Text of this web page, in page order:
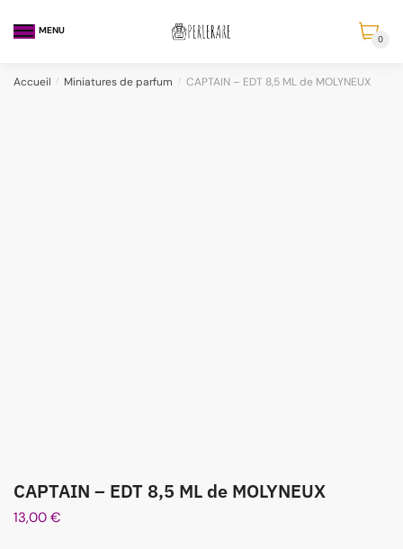
MENU
0
Accueil / Miniatures de parfum / CAPTAIN – EDT 8,5 ML de MOLYNEUX
CAPTAIN – EDT 8,5 ML de MOLYNEUX
13,00 €